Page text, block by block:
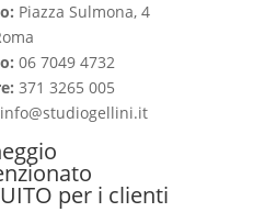
Piazza Sulmona, 4
06 7049 4732
371 3265 005
info@studiogellini.it
per i clienti